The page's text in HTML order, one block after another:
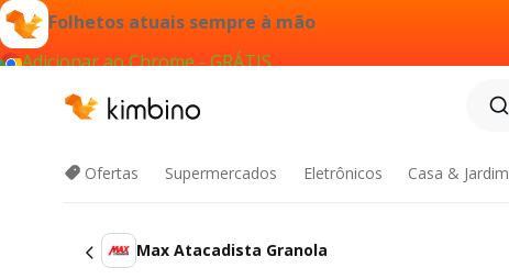
Folhetos atuais sempre à mão
Adicionar ao Chrome - GRÁTIS
Ofertas Supermercados Eletrônicos Casa & Jardim
Max Atacadista Granola